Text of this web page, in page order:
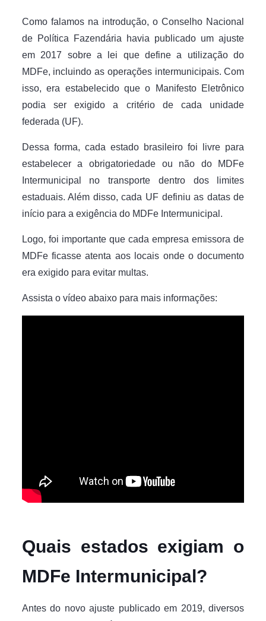
Como falamos na introdução, o Conselho Nacional
de Política Fazendária havia publicado um ajuste
em 2017 sobre a lei que define a utilização do
MDFe, incluindo as operações intermunicipais. Com
isso, era estabelecido que o Manifesto Eletrônico
podia ser exigido a critério de cada unidade
federada (UF).
Dessa forma, cada estado brasileiro foi livre para
estabelecer a obrigatoriedade ou não do MDFe
Intermunicipal no transporte dentro dos limites
estaduais. Além disso, cada UF definiu as datas de
início para a exigência do MDFe Intermunicipal.
Logo, foi importante que cada empresa emissora de
MDFe ficasse atenta aos locais onde o documento
era exigido para evitar multas.
Assista o vídeo abaixo para mais informações:
Quais estados exigiam o
MDFe Intermunicipal?
Antes do novo ajuste publicado em 2019, diversos